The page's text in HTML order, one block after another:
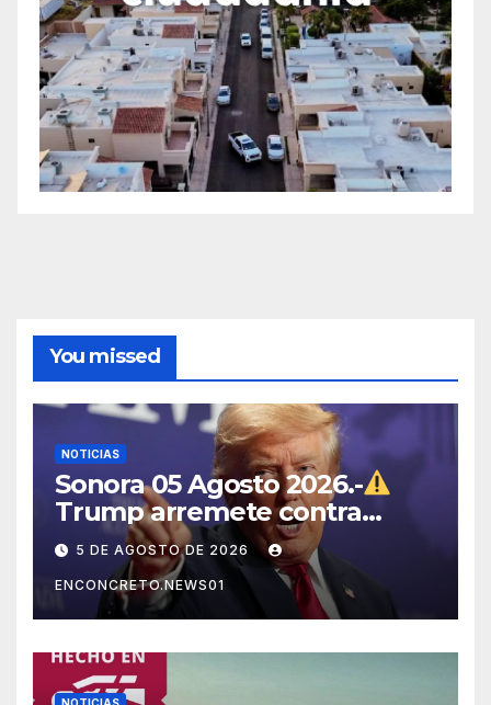
You missed
NOTICIAS
Sonora 05 Agosto 2026.-
Trump arremete contra
México, Canadá y otras
potencias por supuestos
abusos comerciales
5 DE AGOSTO DE 2026
ENCONCRETO.NEWS01